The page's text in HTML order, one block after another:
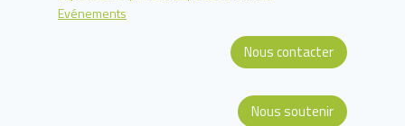
Evénements
Nous contacter
Nous soutenir